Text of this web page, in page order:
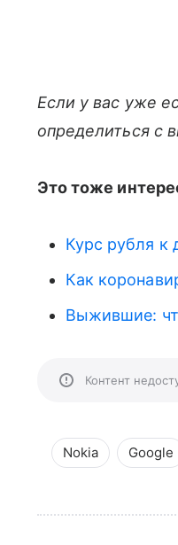
Если у вас уже
определиться с
Это тоже
Курс рубля к
Как
Выжившие:
Контент
Nokia Google